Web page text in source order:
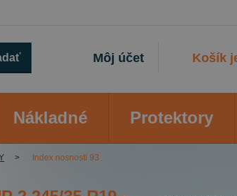
Košík
Môj účet
Nákladné Protektory
Index nosnosti 93